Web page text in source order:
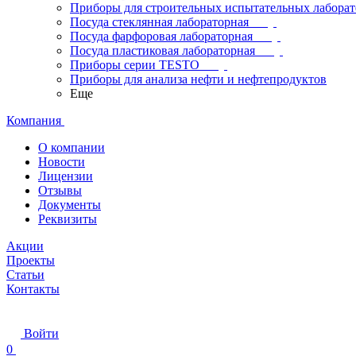
Приборы для строительных испытательных
Посуда стеклянная лабораторная
Посуда фарфоровая лабораторная
Посуда пластиковая лабораторная
Приборы серии TESTO
Приборы для анализа нефти и нефтепродуктов
Еще
Компания
О компании
Новости
Лицензии
Отзывы
Документы
Реквизиты
Акции
Проекты
Статьи
Контакты
Войти
0